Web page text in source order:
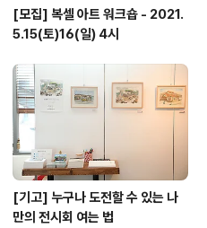
[모집] 복셀 아트 워크숍 - 2021.
5.15(토)16(일) 4시
[기고] 누구나 도전할 수 있는 나
만의 전시회 여는 법